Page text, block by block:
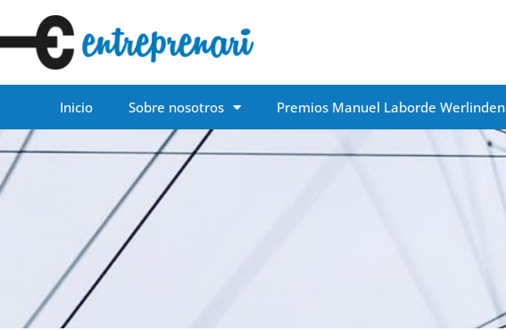
Inicio Sobre nosotros Premios Manuel Laborde Werlinden